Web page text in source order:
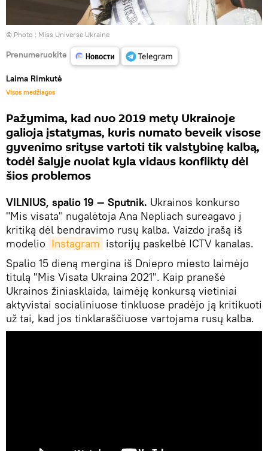
© Photo : Miss Universe Ukraine
Prenumeruokite
Laima Rimkutė
Visos medžiagos
Pažymima, kad nuo 2019 metų Ukrainoje
galioja įstatymas, kuris numato beveik visose
gyvenimo srityse vartoti tik valstybinę kalbą,
todėl šalyje nuolat kyla vidaus konfliktų dėl
šios problemos
VILNIUS, spalio 19 — Sputnik. Ukrainos konkurso
"Mis visata" nugalėtoja Ana Nepliach sureagavo į
kritiką dėl bendravimo rusų kalba. Vaizdo įrašą iš
modelio Instagram istorijų paskelbė ICTV kanalas.
Spalio 15 dieną mergina iš Dniepro miesto laimėjo
titulą "Mis Visata Ukraina 2021". Kaip pranešė
Ukrainos žiniasklaida, laimėję konkursą vietiniai
aktyvistai socialiniuose tinkluose pradėjo ją kritikuoti
už tai, kad jos tinklaraščiuose vartojama rusų kalba.